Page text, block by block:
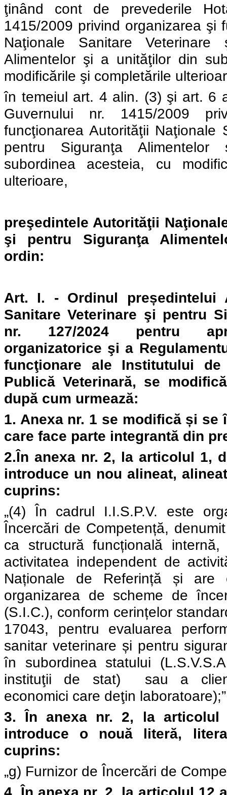
ţinând cont de prevederile
1415/2009 privind organizarea şi
Naţionale Sanitare
Alimentelor şi a unităţilor din
modificările şi completările
în temeiul art. 4 alin. (3) şi art. 6
Guvernului nr. 1415/2009
funcţionarea Autorităţii Naţionale
pentru Siguranţa
subordinea acesteia, cu
ulterioare,
preşedintele Autorităţii
şi pentru Siguranţa
ordin:
Art. I. - Ordinul președintelui
Sanitare Veterinare şi pentru
nr. 127/2024 pentru
organizatorice şi a
funcţionare ale Institutului
Publică Veterinară, se
după cum urmează:
1. Anexa nr. 1 se modifică și se
care face parte integrantă din
2.În anexa nr. 2, la articolul 1,
introduce un nou alineat,
cuprins:
„(4) În cadrul I.I.S.P.V. este
Încercări de Competență,
ca structură funcțională
activitatea independent de
Naționale de Referință și are
organizarea de scheme de
(S.I.C.), conform cerințelor
17043, pentru evaluarea
sanitar veterinare și pentru
în subordinea statului
instituţii de stat)
sau a
economici care deţin laboratoare);”
3. În anexa nr. 2, la articolul
introduce o nouă literă,
cuprins:
„g) Furnizor de Încercări de